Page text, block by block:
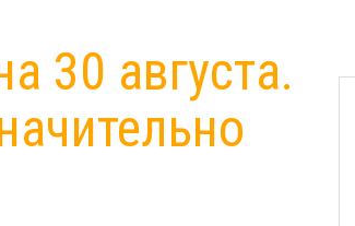
30 августа.